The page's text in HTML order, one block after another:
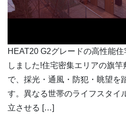
HEAT20 G2グレードの高性能
しました!住宅密集エリアの旗
で、採光・通風・防犯・眺望を
す。異なる世帯のライフスタイ
立させる […]